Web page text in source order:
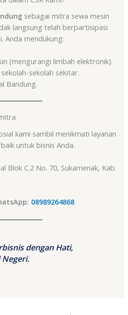
sebagai mitra sewa mesin
langsung telah berpartisipasi
Anda mendukung:
(mengurangi limbah elektronik).
sekolah sekitar.
Bandung.
kami sambil menikmati layanan
untuk bisnis Anda.
Blok C.2 No. 70, Sukamenak, Kab.
08989264868
dengan Hati,